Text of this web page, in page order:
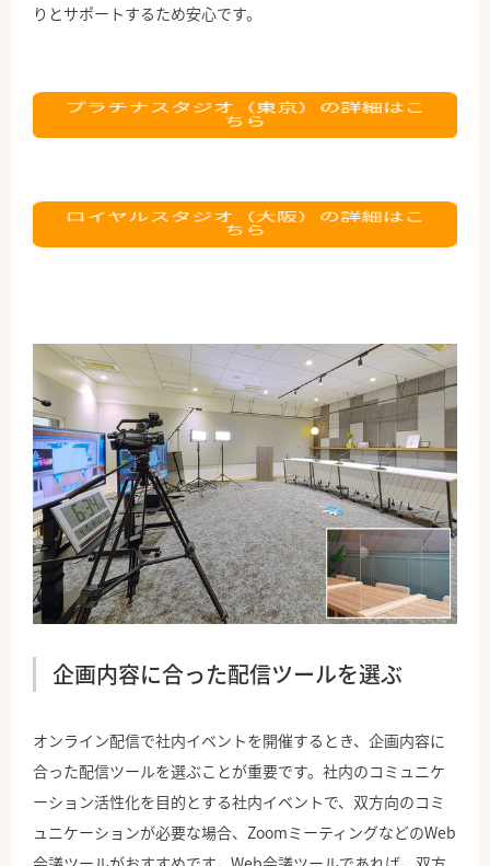
りとサポートするため安心です。
企画内容に合った配信ツールを選ぶ
オンライン配信で社内イベントを開催するとき、企画内容に
合った配信ツールを選ぶことが重要です。社内のコミュニケ
ーション活性化を目的とする社内イベントで、双方向のコミ
ュニケーションが必要な場合、ZoomミーティングなどのWeb